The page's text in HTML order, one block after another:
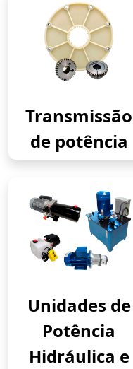
Transmissão
de potência
Unidades de
Potência
Hidráulica e